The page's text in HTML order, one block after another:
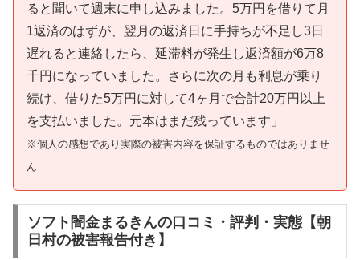
ると聞いて週末に申し込みました。5万円を借りて月
1返済のはずが、翌月の返済日に手持ちが不足し3日
遅れると連絡したら、延滞料が発生し返済額が6万8
千円になっていました。さらに次の月も利息が乗り
続け、借りた5万円に対して4ヶ月で合計20万円以上
を支払いました。元本はまだ残っています」
※個人の感想であり実際の被害内容を保証するものではありませ
ん
ソフト闇金まるきんの口コミ・評判・実態【朝
日村の被害報告付き】